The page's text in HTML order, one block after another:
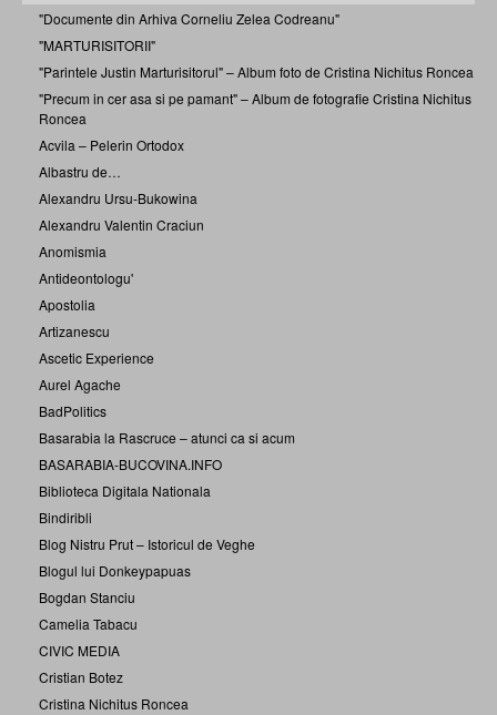
"Documente din Arhiva Corneliu Zelea Codreanu"
"MARTURISITORII"
"Parintele Justin Marturisitorul" – Album foto de Cristina Nichitus Roncea
"Precum in cer asa si pe pamant" – Album de fotografie Cristina Nichitus
Roncea
Acvila – Pelerin Ortodox
Albastru de…
Alexandru Ursu-Bukowina
Alexandru Valentin Craciun
Anomismia
Antideontologu'
Apostolia
Artizanescu
Ascetic Experience
Aurel Agache
BadPolitics
Basarabia la Rascruce – atunci ca si acum
BASARABIA-BUCOVINA.INFO
Biblioteca Digitala Nationala
Bindiribli
Blog Nistru Prut – Istoricul de Veghe
Blogul lui Donkeypapuas
Bogdan Stanciu
Camelia Tabacu
CIVIC MEDIA
Cristian Botez
Cristina Nichitus Roncea